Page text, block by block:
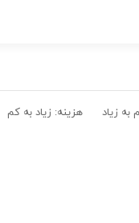
به زیاد هزینه: زیاد به کم